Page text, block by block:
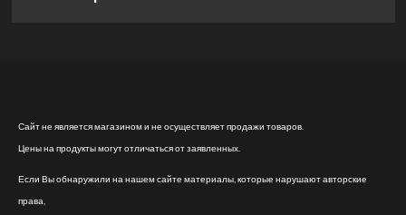
Сайт не является магазином и не осуществляет продажи товаров.
Цены на продукты могут отличаться от заявленных.
Если Вы обнаружили на нашем сайте материалы, которые нарушают авторские
права,